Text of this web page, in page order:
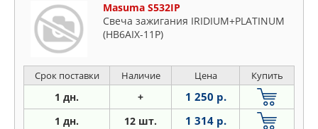
Masuma S532IP
Свеча зажигания IRIDIUM+PLATINUM
(HB6AIX-11P)
Срок поставки Наличие Цена Купить
1 дн. + 1 250 р.
1 дн. 12 шт. 1 314 р.